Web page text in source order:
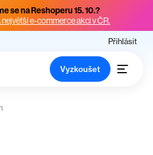
se na Reshoperu 15. 10.?
největší e-commerce akci v ČR.
Přihlásit
Vyzkoušet